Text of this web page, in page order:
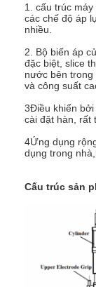
Nhà
Sản phẩm
Kiểm soát
Liên hệ
1. cấu trúc
các chế độ áp
nhiều.
2. Bộ biến áp
đặc biệt, slice
nước bên trong
và công suất
3Điều khiển
cài đặt hàn, rất
4Ứng dụng
dụng trong
Cấu trúc sản